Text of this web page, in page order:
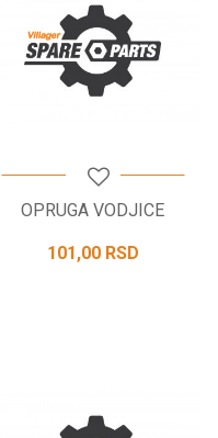
OPRUGA VODJICE
101,00 RSD